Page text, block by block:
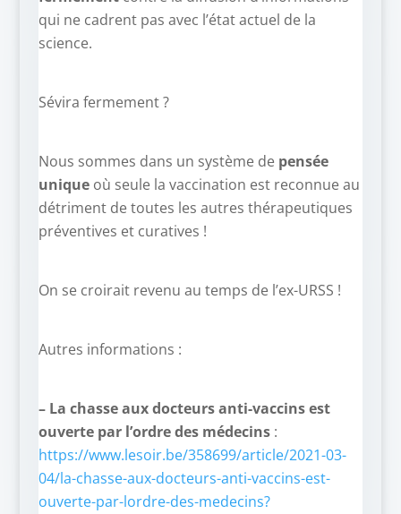
qui ne cadrent pas avec l’état actuel de la
science.
Sévira fermement ?
Nous sommes dans un système de pensée
uniqueoù seule la vaccination est reconnue au
détriment de toutes les autres thérapeutiques
préventives et curatives !
On se croirait revenu au temps de l’ex-URSS !
Autres informations :
– La chasse aux docteurs anti-vaccins est
ouverte par l’ordre des médecins:
https://www.lesoir.be/358699/article/2021-03-
04/la-chasse-aux-docteurs-anti-vaccins-est-
ouverte-par-lordre-des-medecins?